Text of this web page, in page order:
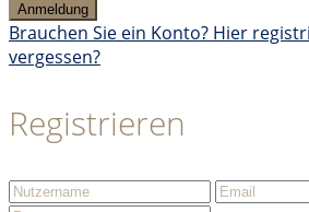
Anmeldung
Brauchen Sie ein Konto? Hier
vergessen?
Registrieren